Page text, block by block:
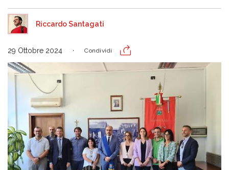
Riccardo Santagati
29 Ottobre 2024 Condividi